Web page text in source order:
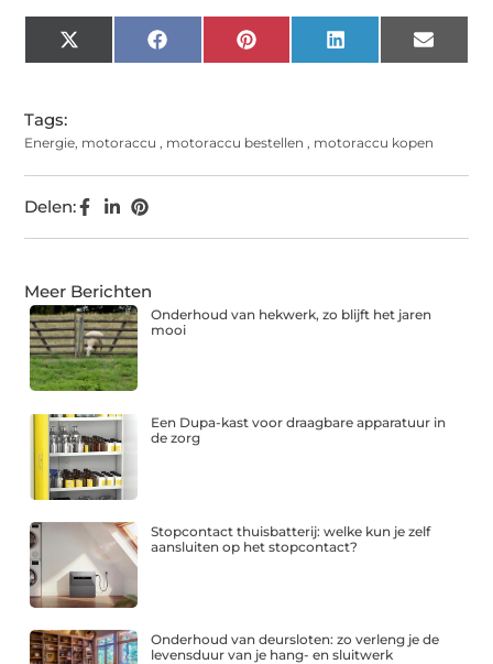
X
(Twitter)
Facebook Pinterest LinkedIn Email
Tags:
Energie, motoraccu , motoraccu bestellen , motoraccu kopen
Delen:
Meer Berichten
Onderhoud van hekwerk, zo blijft het jaren
mooi
Een Dupa-kast voor draagbare apparatuur in
de zorg
Stopcontact thuisbatterij: welke kun je zelf
aansluiten op het stopcontact?
Onderhoud van deursloten: zo verleng je de
levensduur van je hang- en sluitwerk